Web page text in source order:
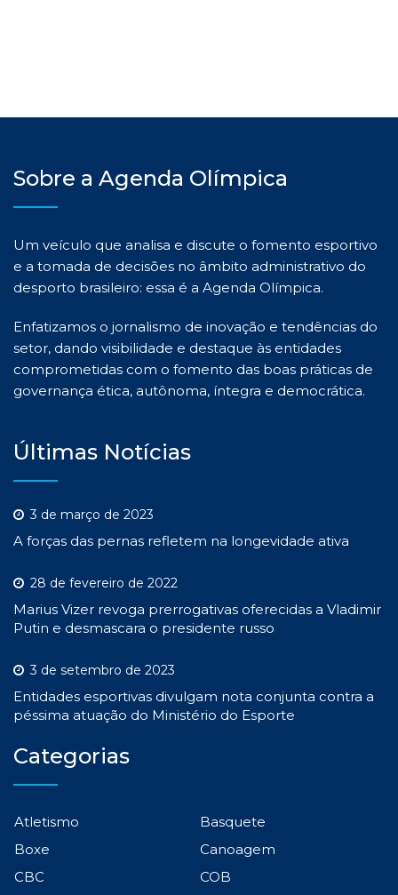
Sobre a Agenda Olímpica
Um veículo que analisa e discute o fomento esportivo
e a tomada de decisões no âmbito administrativo do
desporto brasileiro: essa é a Agenda Olímpica.
Enfatizamos o jornalismo de inovação e tendências do
setor, dando visibilidade e destaque às entidades
comprometidas com o fomento das boas práticas de
governança ética, autônoma, íntegra e democrática.
Últimas Notícias
3 de março de 2023
A forças das pernas refletem na longevidade ativa
28 de fevereiro de 2022
Marius Vizer revoga prerrogativas oferecidas a Vladimir
Putin e desmascara o presidente russo
3 de setembro de 2023
Entidades esportivas divulgam nota conjunta contra a
péssima atuação do Ministério do Esporte
Categorias
Atletismo
Basquete
Boxe
Canoagem
CBC
COB